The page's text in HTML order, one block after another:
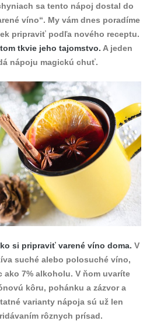
sa tento nápoj dostal do
víno“. My vám dnes poradíme
pripraviť podľa nového receptu.
tkvie jeho tajomstvo. A jeden
nápoju magickú chuť.
si pripraviť varené víno doma. V
suché alebo polosuché víno,
ako 7% alkoholu. V ňom uvaríte
kôru, pohánku a zázvor a
varianty nápoja sú už len
rôznych prísad.